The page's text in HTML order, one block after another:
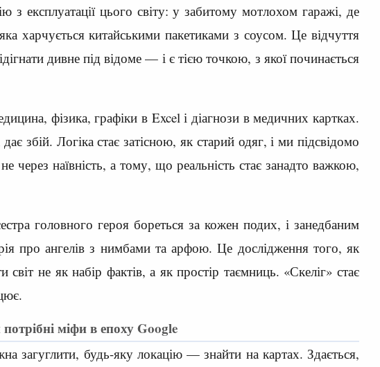
з експлуатації цього світу: у забитому мотлохом гаражі, де
харчується китайськими пакетиками з соусом. Це відчуття
дивне під відоме — і є тією точкою, з якої починається
фізика, графіки в Excel і діагнози в медичних картках.
збій. Логіка стає затісною, як старий одяг, і ми підсвідомо
наївність, а тому, що реальність стає занадто важкою,
головного героя бореться за кожен подих, і занедбаним
про ангелів з нимбами та арфою. Це дослідження того, як
не як набір фактів, а як простір таємниць. «Скеліг» стає
міфи в епоху Google
загуглити, будь-яку локацію — знайти на картах. Здається,